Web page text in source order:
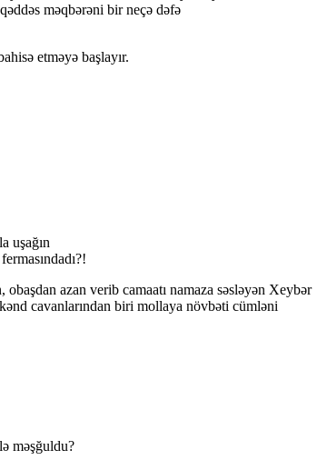
məqbərəni bir neçə dəfə
etməyə başlayır.
uşağın
azan verib camaatı namaza səsləyən Xeybər
cavanlarından biri mollaya növbəti cümləni
məşğuldu?